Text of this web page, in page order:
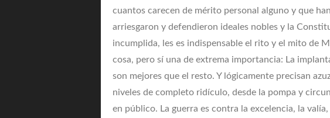
cuantos carecen de mérito personal alguno y que
arriesgaron y defendieron ideales nobles y la
incumplida, les es indispensable el rito y el mito de
cosa, pero sí una de extrema importancia: La
son mejores que el resto. Y lógicamente precisan
niveles de completo ridículo, desde la pompa y
en público. La guerra es contra la excelencia, la